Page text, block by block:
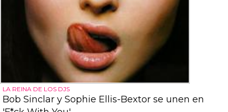
LA REINA DE LOS DJS
Bob Sinclar y Sophie Ellis-Bextor se unen en